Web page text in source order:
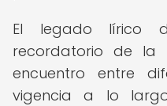
El legado lírico
recordatorio de la
encuentro entre
vigencia a lo